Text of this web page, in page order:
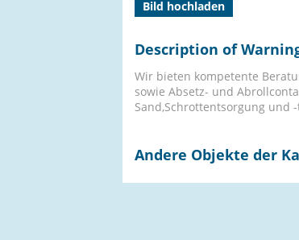
Bild hochladen
Description of
Wir bieten kompetente
sowie Absetz- und
Sand,Schrottentsorgung und
Andere Objekte der